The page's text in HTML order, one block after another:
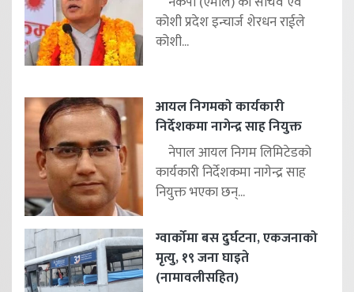
कोशी प्रदेश इन्चार्ज शेरधन राईले
कोशी...
आयल निगमको कार्यकारी
निर्देशकमा नागेन्द्र साह नियुक्त
नेपाल आयल निगम लिमिटेडको
कार्यकारी निर्देशकमा नागेन्द्र साह
नियुक्त भएका छन्...
ग्वार्कोमा बस दुर्घटना, एकजनाको
मृत्यु, १९ जना घाइते
(नामावलीसहित)